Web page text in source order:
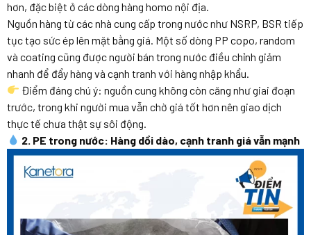
hơn, đặc biệt ở các dòng hàng homo nội địa.
Nguồn hàng từ các nhà cung cấp trong nước như NSRP, BSR tiếp
tục tạo sức ép lên mặt bằng giá. Một số dòng PP copo, random
và coating cũng được người bán trong nước điều chỉnh giảm
nhanh để đẩy hàng và cạnh tranh với hàng nhập khẩu.
Điểm đáng chú ý: nguồn cung không còn căng như giai đoạn
trước, trong khi người mua vẫn chờ giá tốt hơn nên giao dịch
thực tế chưa thật sự sôi động.
2. PE trong nước: Hàng dồi dào, cạnh tranh giá vẫn mạnh